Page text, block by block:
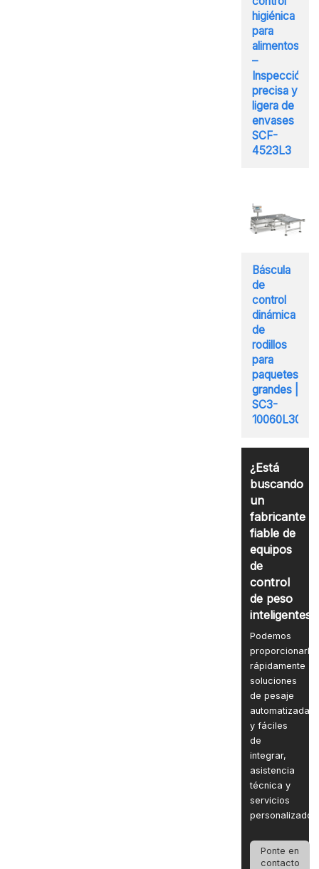
higiénica
para
alimentos
–
Inspección
precisa y
ligera de
envases
SCF-
4523L3
Báscula
de
control
dinámica
de
rodillos
para
paquetes
grandes |
SC3-
10060L30
¿Está
buscando
un
fabricante
fiable de
equipos
de
control
de peso
inteligentes?
Podemos
proporcionarle
rápidamente
soluciones
de pesaje
automatizadas
y fáciles
de
integrar,
asistencia
técnica y
servicios
Ponte en
contacto